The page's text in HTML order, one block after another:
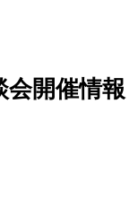
会開催情報